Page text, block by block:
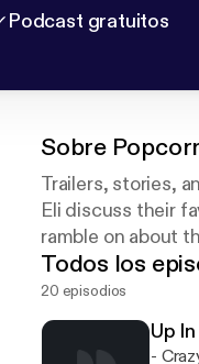
Podcast gratuitos
Sobre
Trailers, stories,
Eli discuss their
ramble on about
Todos los
20 episodios
Up
-